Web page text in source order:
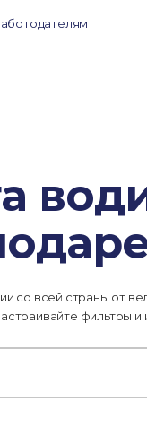
со всей страны от
фильтры и